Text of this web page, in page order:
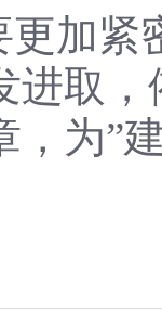
更加紧
进取
，为”